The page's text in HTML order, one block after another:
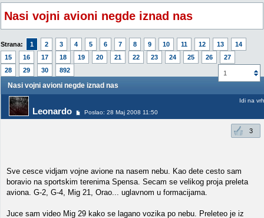
Nasi vojni avioni negde iznad nas
Strana: 1 2 3 4 5 6 7 8 9 10 11 12 13
14
15
16 17 18 19 20 21 22 23 24 25 26
27
28
29 30 892 1
Nasi vojni avioni negde iznad nas
Leonardo Poslao: 28 Maj 2008 11:50
Idi na vrh
3
Sve cesce vidjam vojne avione na nasem nebu. Kao dete cesto sam
boravio na sportskim terenima Spensa. Secam se velikog proja preleta
aviona. G-2, G-4, Mig 21, Orao... uglavnom u formacijama.
Juce sam video Mig 29 kako se lagano vozika po nebu. Preleteo je iz